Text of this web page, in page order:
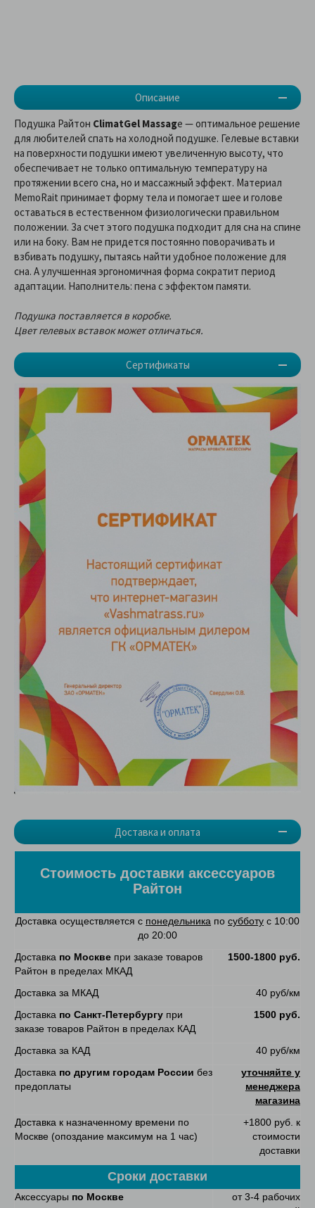
Описание
Сертификаты
Доставка и оплата
Подушка Райтон ClimatGel Massage — оптимальное решение
для любителей спать на холодной подушке. Гелевые вставки
на поверхности подушки имеют увеличенную высоту, что
обеспечивает не только оптимальную температуру на
протяжении всего сна, но и массажный эффект. Материал
MemoRait принимает форму тела и помогает шее и голове
оставаться в естественном физиологически правильном
положении. За счет этого подушка подходит для сна на спине
или на боку. Вам не придется постоянно поворачивать и
взбивать подушку, пытаясь найти удобное положение для
сна. А улучшенная эргономичная форма сократит период
адаптации. Наполнитель: пена с эффектом памяти.
Подушка поставляется в коробке.
Цвет гелевых вставок может отличаться.
Стоимость доставки аксессуаров
Райтон
Доставка осуществляется с понедельника по субботу с 10:00
до 20:00
Доставка по Москве при заказе товаров
Райтон в пределах МКАД
1500-1800 руб.
Доставка за МКАД
40 руб/км
Доставка по Санкт-Петербургу при
заказе товаров Райтон в пределах КАД
1500 руб.
Доставка за КАД
40 руб/км
Доставка по другим городам России без
предоплаты
уточняйте у
менеджера
магазина
Доставка к назначенному времени по
Москве (опоздание максимум на 1 час)
+1800 руб. к
стоимости
доставки
Сроки доставки
Аксессуары по Москве
от 3-4 рабочих